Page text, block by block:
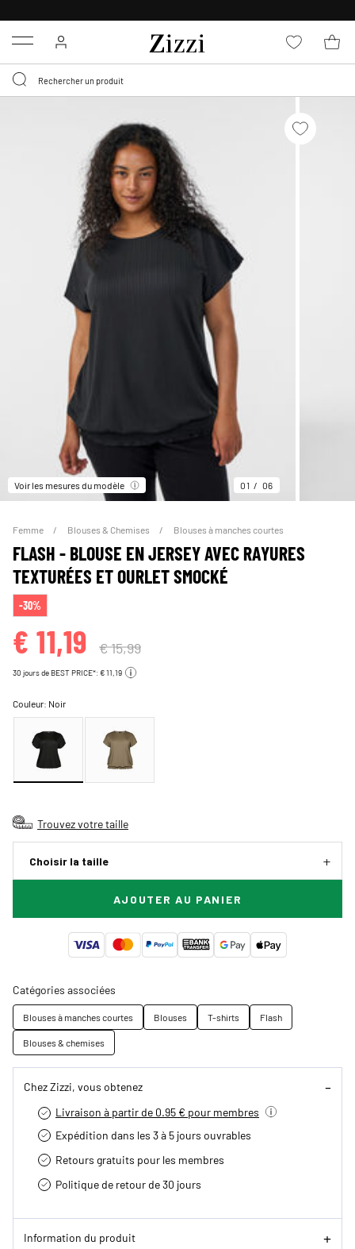
Menu
Voir les mesures du modèle 01 06
Femme Blouses & Chemises Blouses à manches courtes
FLASH - BLOUSE EN JERSEY AVEC RAYURES
TEXTURÉES ET OURLET SMOCKÉ
-30%
€ 11,19 € 15,99
30 jours de BEST PRICE*: € 11,19
Couleur: Noir
Trouvez votre taille
Choisir la taille
AJOUTER AU PANIER
Catégories associées
Blouses à manches courtes Blouses T-shirts
Flash
Blouses & chemises
Chez Zizzi, vous obtenez
Livraison à partir de 0.95 € pour membres
Expédition dans les 3 à 5 jours ouvrables
Retours gratuits pour les membres
Politique de retour de 30 jours
Information du produit